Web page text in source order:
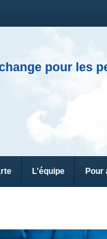
pour les
L'équipe Pour